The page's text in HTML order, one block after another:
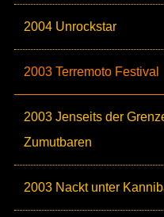
2004 Unrockstar
2003 Terremoto Festival
2003 Jenseits der
Zumutbaren
2003 Nackt unter